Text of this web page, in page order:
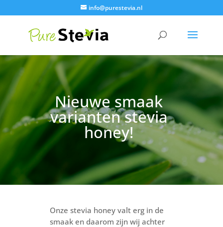
info@purestevia.nl
Nieuwe smaak
varianten stevia
honey!
Onze stevia honey valt erg in de
smaak en daarom zijn wij achter